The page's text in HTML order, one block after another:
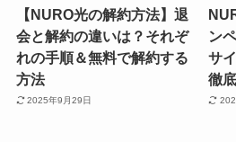
【NURO光の解約方法】退
会と解約の違いは？それぞ
れの手順＆無料で解約する
方法
2025年9月29日
ン
サ
徹